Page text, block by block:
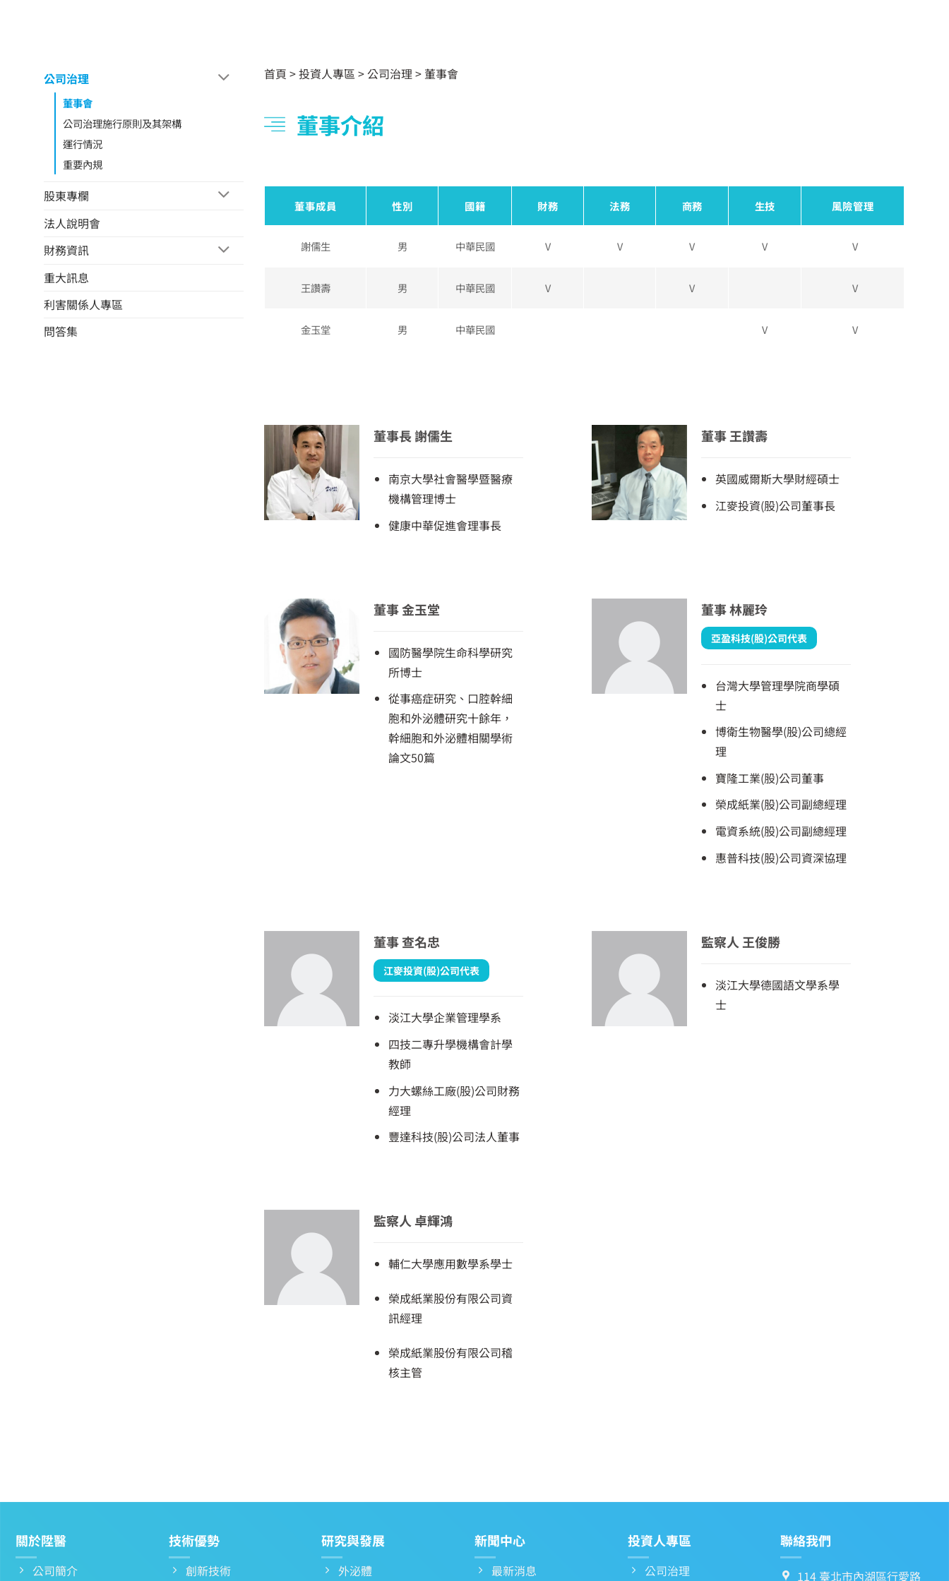
公司治理
董事會
公司治理施行原則及其架構
運行情況
重要內規
股東專欄
法人說明會
財務資訊
重大訊息
利害關係人專區
問答集
首頁 >投資人專區 > 公司治理 > 董事會
董事介紹
董事成員 性別 國籍 財務 法務 商務 生技 風險管理
謝儒生 男 中華民國 V V V V V
王讚壽 男 中華民國 V V V
金玉堂 男 中華民國 V V
董事長 謝儒生
南京大學社會醫學暨醫療
機構管理博士
健康中華促進會理事長
董事 王讚壽
英國威爾斯大學財經碩士
江麥投資(股)公司董事長
董事 金玉堂
國防醫學院生命科學研究
所博士
從事癌症研究、口腔幹細
胞和外泌體研究十餘年，
幹細胞和外泌體相關學術
論文50篇
董事 林麗玲
亞盈科技(股)公司代表
台灣大學管理學院商學碩
士
博衛生物醫學(股)公司總經
理
寶隆工業(股)公司董事
榮成紙業(股)公司副總經理
電資系統(股)公司副總經理
惠普科技(股)公司資深協理
董事 查名忠
江麥投資(股)公司代表
淡江大學企業管理學系
四技二專升學機構會計學
教師
力大螺絲工廠(股)公司財務
經理
豐達科技(股)公司法人董事
監察人 王俊勝
淡江大學德國語文學系學
士
監察人 卓輝鴻
輔仁大學應用數學系學士
榮成紙業股份有限公司資
訊經理
榮成紙業股份有限公司稽
核主管
關於陞醫
公司簡介
技術優勢
創新技術
研究與發展
外泌體
新聞中心
最新消息
投資人專區
公司治理
聯絡我們
114 臺北市內湖區行愛路